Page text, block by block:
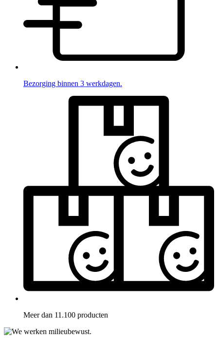
Bezorging binnen 3 werkdagen.
Meer dan 11.100 producten